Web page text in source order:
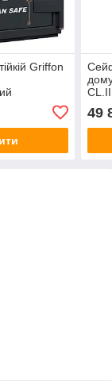
Griffon
2
злому, 30 хв
Замки -
49